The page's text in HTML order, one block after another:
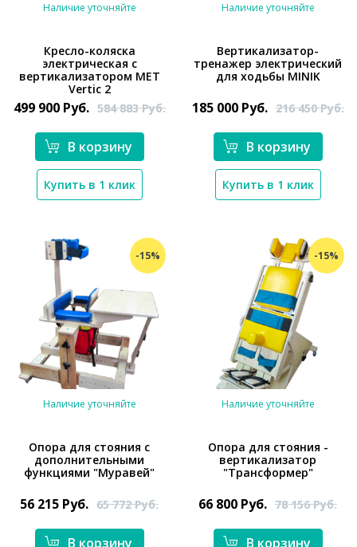
*}
Наличие уточняйте
Кресло-коляска
электрическая с
вертикализатором MET
Vertic 2
499 900 Руб. 584 883Руб.
В корзину
Купить в 1 клик
*}
Наличие уточняйте
Вертикализатор-
тренажер электрический
для ходьбы MINIK
185 000 Руб. 216 450Руб.
В корзину
Купить в 1 клик
-15%
Наличие уточняйте
Опора для стояния с
дополнительными
функциями "Муравей"
56 215 Руб. 65 772Руб.
В корзину
-15%
Наличие уточняйте
Опора для стояния -
вертикализатор
"Трансформер"
66 800 Руб. 78 156Руб.
В корзину